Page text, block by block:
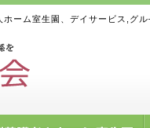
ーム室生園、デイサービス,グ